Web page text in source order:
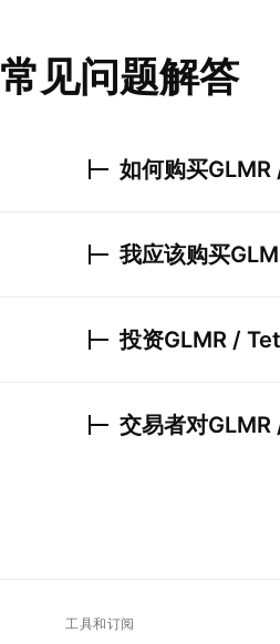
常见问题解答
如何购买
我应该购买
投资GLMR /
交易者对
工具和订阅